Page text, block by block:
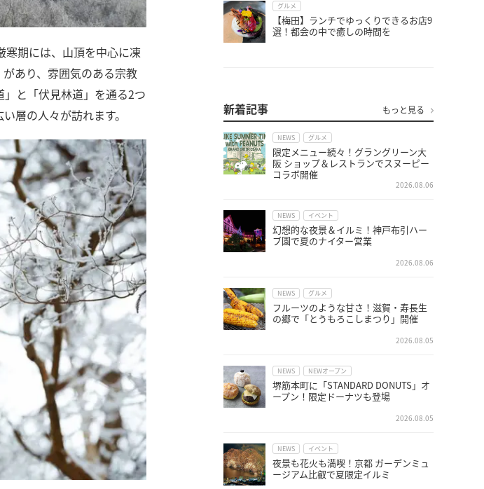
寒期には、山頂を中心に凍
あり、雰囲気のある宗教
と「伏見林道」を通る2つ
層の人々が訪れます。
グルメ
【梅田】ランチでゆっくりできるお店9
選！都会の中で癒しの時間を
新着記事 もっと見る
NEWS グルメ
限定メニュー続々！グラングリーン大
阪 ショップ＆レストランでスヌーピー
コラボ開催
2026.08.06
NEWS イベント
幻想的な夜景＆イルミ！神戸布引ハー
ブ園で夏のナイター営業
2026.08.06
NEWS グルメ
フルーツのような甘さ！滋賀・寿長生
の郷で「とうもろこしまつり」開催
2026.08.05
NEWS NEWオープン
堺筋本町に「STANDARD DONUTS」オ
ープン！限定ドーナツも登場
2026.08.05
NEWS イベント
夜景も花火も満喫！京都 ガーデンミュ
ージアム比叡で夏限定イルミ